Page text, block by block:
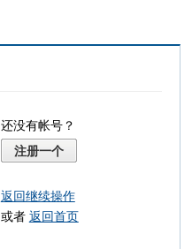
还没有帐号？
注册一个
返回继续操作
或者 返回首页